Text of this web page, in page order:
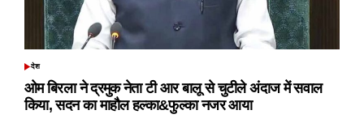
POSTED
देश
ओम बिरला ने द्रमुक नेता टी आर बालू से चुटीले अंदाज में सवाल
किया, सदन का माहौल हल्का&फुल्का नजर आया